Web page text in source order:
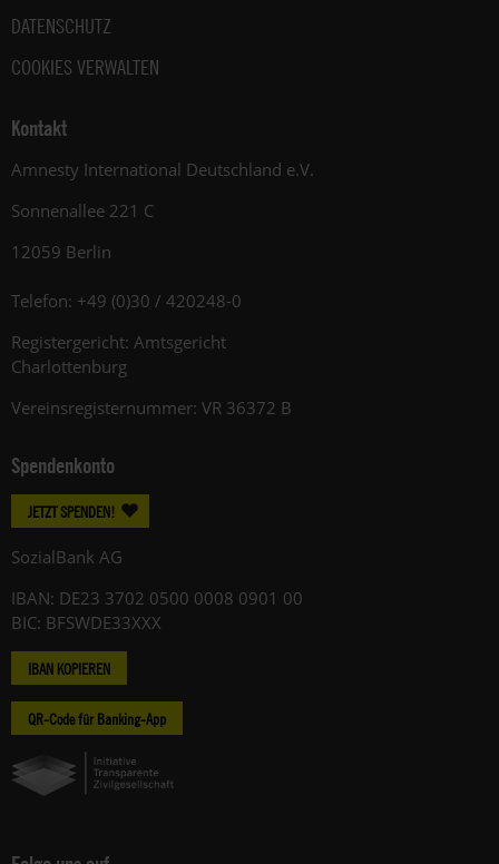
DATENSCHUTZ
COOKIES VERWALTEN
Kontakt
Amnesty International Deutschland e.V.
Sonnenallee 221 C
12059 Berlin
Telefon: +49 (0)30 / 420248-0
Registergericht: Amtsgericht
Charlottenburg
Vereinsregisternummer: VR 36372 B
Spendenkonto
JETZT SPENDEN!
SozialBank AG
IBAN: DE23 3702 0500 0008 0901 00
BIC: BFSWDE33XXX
IBAN KOPIEREN
QR-Code für Banking-App